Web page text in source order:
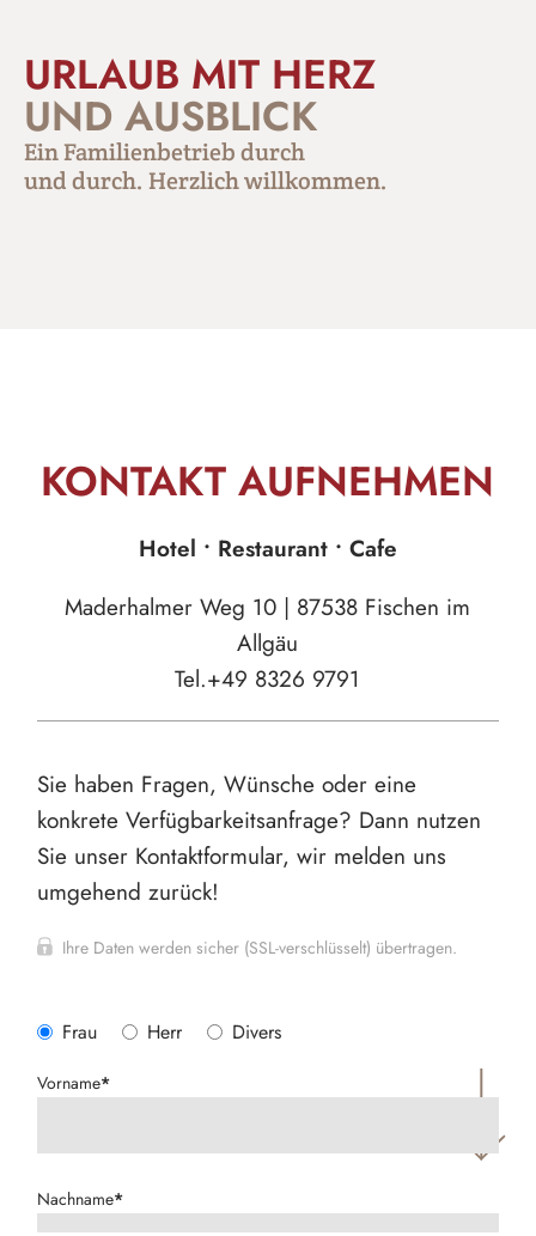
URLAUB MIT HERZ
UND AUSBLICK
Ein Familienbetrieb durch
und durch. Herzlich willkommen.
KONTAKT AUFNEHMEN
Hotel • Restaurant • Cafe
Maderhalmer Weg 10 | 87538 Fischen im
Allgäu
Tel.+49 8326 9791
Sie haben Fragen, Wünsche oder eine
konkrete Verfügbarkeitsanfrage? Dann nutzen
Sie unser Kontaktformular, wir melden uns
umgehend zurück!
Ihre Daten werden sicher (SSL-verschlüsselt) übertragen.
Frau Herr Divers
Vorname*
Nachname*